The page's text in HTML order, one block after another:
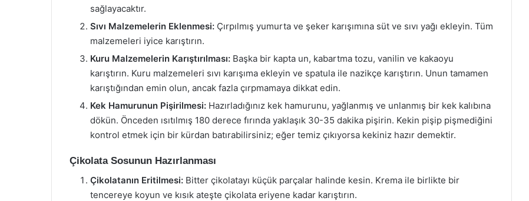
sağlayacaktır.
Sıvı Malzemelerin Eklenmesi: Çırpılmış yumurta ve şeker karışımına süt ve sıvı yağı ekleyin. Tüm
malzemeleri iyice karıştırın.
Kuru Malzemelerin Karıştırılması: Başka bir kapta un, kabartma tozu, vanilin ve kakaoyu
karıştırın. Kuru malzemeleri sıvı karışıma ekleyin ve spatula ile nazikçe karıştırın. Unun tamamen
karıştığından emin olun, ancak fazla çırpmamaya dikkat edin.
Kek Hamurunun Pişirilmesi: Hazırladığınız kek hamurunu, yağlanmış ve unlanmış bir kek kalıbına
dökün. Önceden ısıtılmış 180 derece fırında yaklaşık 30-35 dakika pişirin. Kekin pişip pişmediğini
kontrol etmek için bir kürdan batırabilirsiniz; eğer temiz çıkıyorsa kekiniz hazır demektir.
Çikolata Sosunun Hazırlanması
Çikolatanın Eritilmesi: Bitter çikolatayı küçük parçalar halinde kesin. Krema ile birlikte bir
tencereye koyun ve kısık ateşte çikolata eriyene kadar karıştırın.